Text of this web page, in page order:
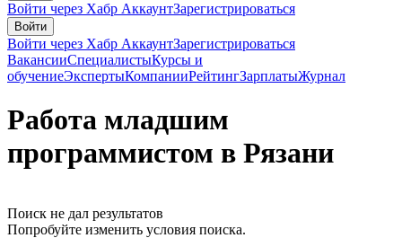
Войти через Хабр АккаунтЗарегистрироваться
Войти
Войти через Хабр АккаунтЗарегистрироваться
ВакансииСпециалистыКурсы и
обучениеЭкспертыКомпанииРейтингЗарплатыЖурнал
Работа младшим
программистом в Рязани
Поиск не дал результатов
Попробуйте изменить условия поиска.